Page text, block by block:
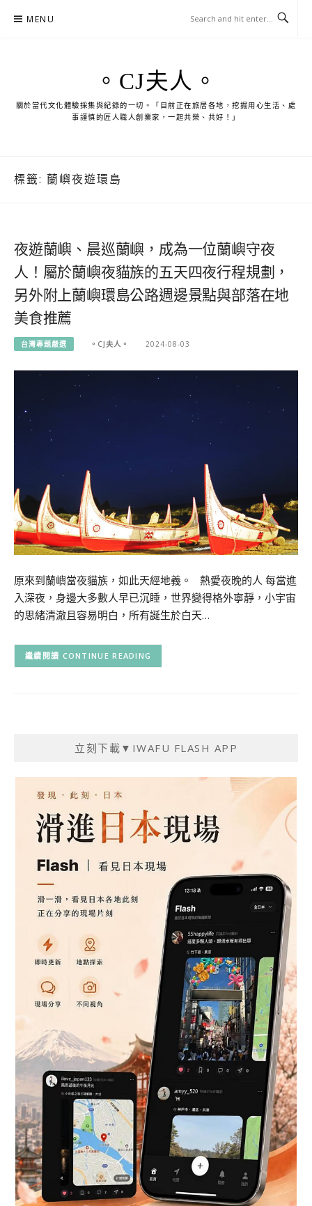
MENU
。CJ夫人。
關於當代文化體驗採集與紀錄的一切。「目前正在旅居各地，挖掘用心生活、處
事謹慎的匠人職人創業家，一起共榮、共好！」
標籤: 蘭嶼夜遊環島
夜遊蘭嶼、晨巡蘭嶼，成為一位蘭嶼守夜
人！屬於蘭嶼夜貓族的五天四夜行程規劃，
另外附上蘭嶼環島公路週邊景點與部落在地
美食推薦
台灣專題嚴選 。CJ夫人。 2024-08-03
原來到蘭嶼當夜貓族，如此天經地義。 熱愛夜晚的人 每當進
入深夜，身邊大多數人早已沉睡，世界變得格外寧靜，小宇宙
的思緒清澈且容易明白，所有誕生於白天…
CONTINUE READING
立刻下載▼IWAFU FLASH APP